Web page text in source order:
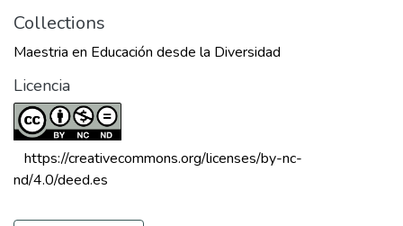
Collections
Maestria en Educación desde la Diversidad
Licencia
https://creativecommons.org/licenses/by-nc-
nd/4.0/deed.es